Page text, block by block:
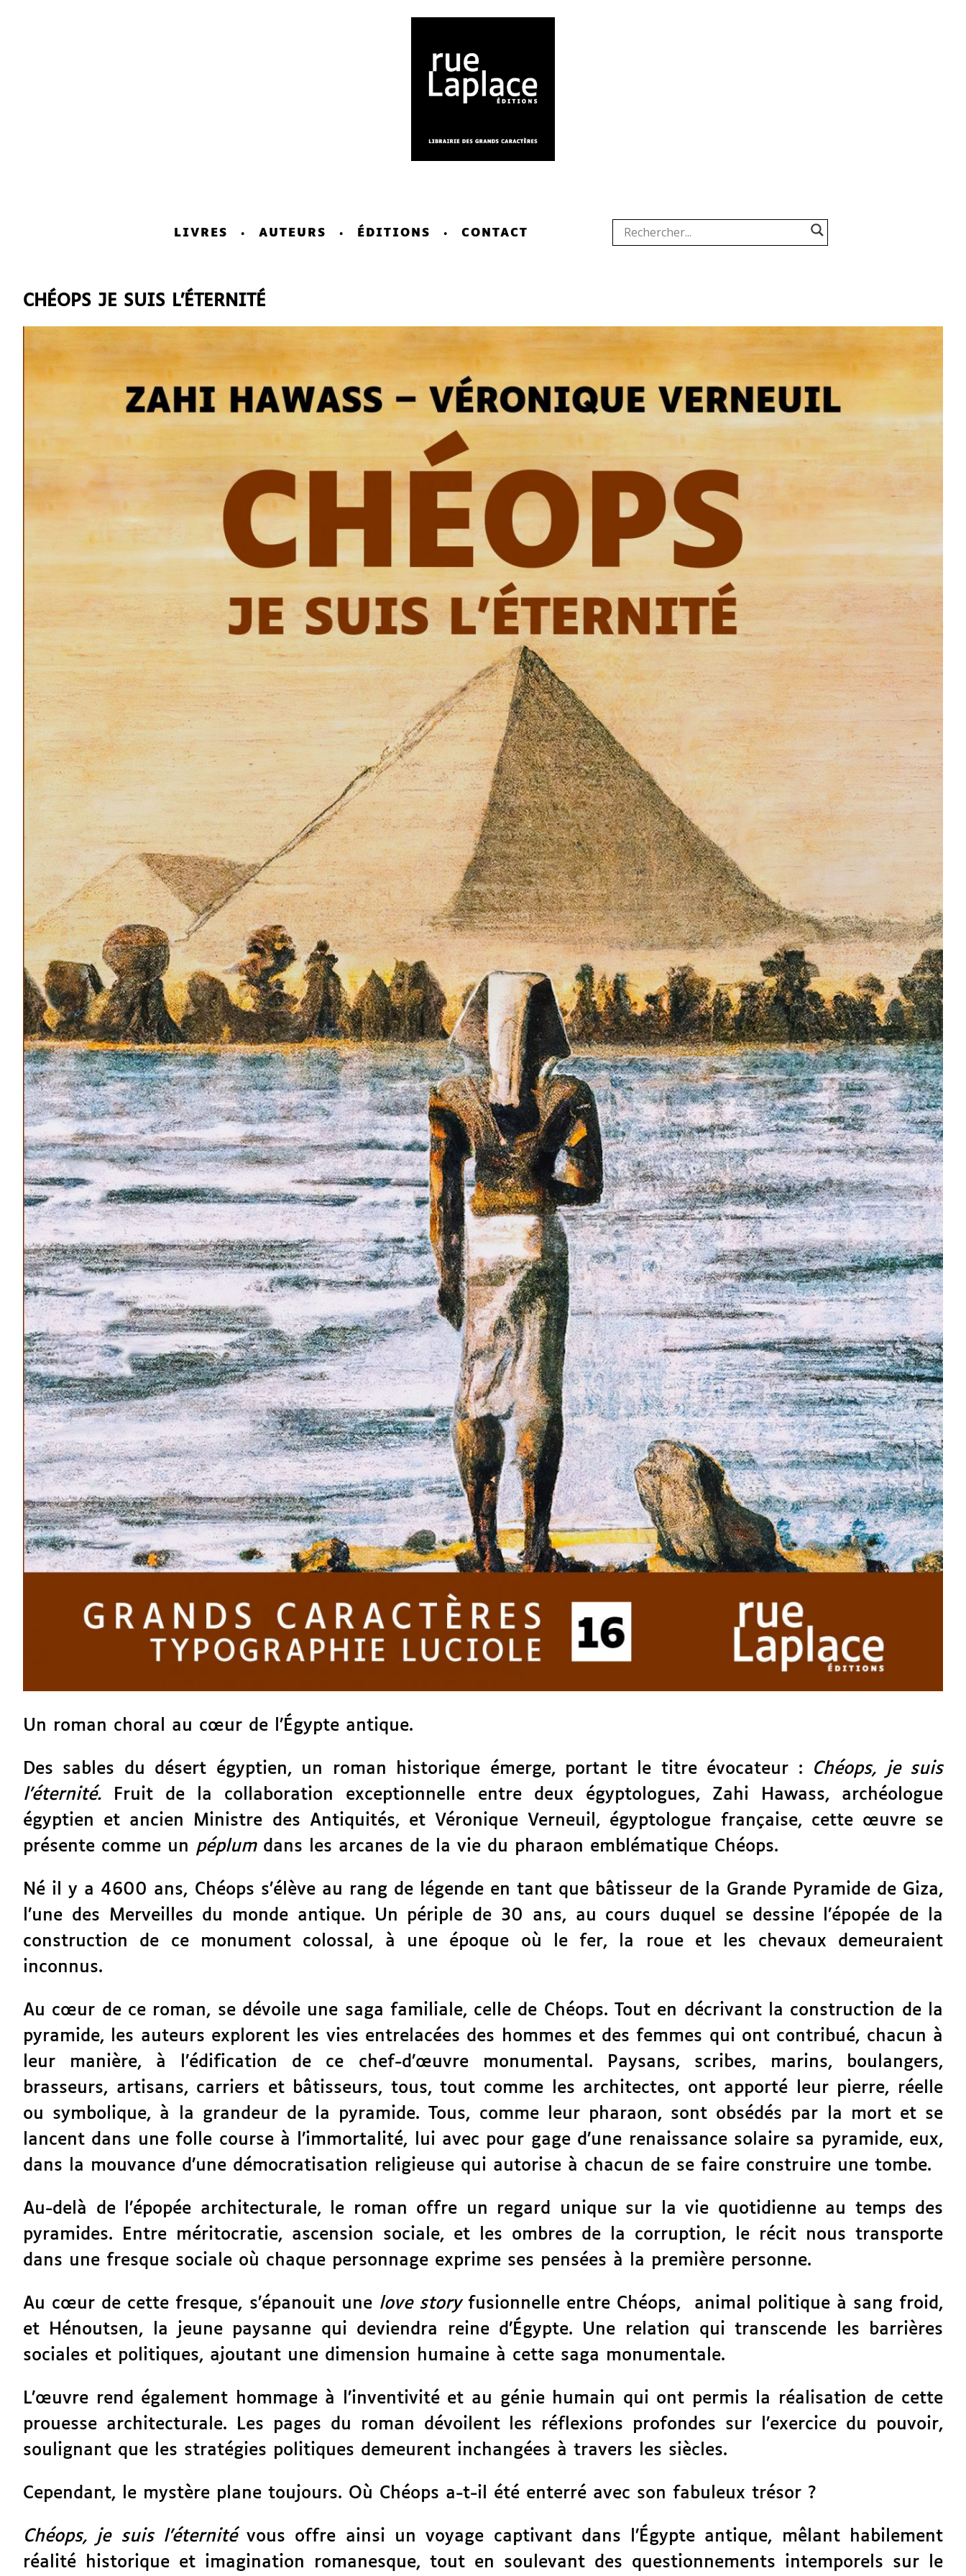
LIVRES AUTEURS ÉDITIONS CONTACT
CHÉOPS JE SUIS L’ÉTERNITÉ
Un roman choral au cœur de l’Égypte antique.
Des sables du désert égyptien, un roman historique émerge, portant le titre évocateur :
Chéops, je suis
l’éternité. Fruit de la collaboration exceptionnelle entre deux égyptologues, Zahi Hawass, archéologue
égyptien et ancien Ministre des Antiquités, et Véronique Verneuil, égyptologue française, cette œuvre se
présente comme un péplumdans les arcanes de la vie du pharaon emblématique Chéops.
Né il y a 4600 ans, Chéops s’élève au rang de légende en tant que bâtisseur de la Grande Pyramide de Giza,
l’une des Merveilles du monde antique. Un périple de 30 ans, au cours duquel se dessine l’épopée de la
construction de ce monument colossal, à une époque où le fer, la roue et les chevaux demeuraient
inconnus.
Au cœur de ce roman, se dévoile une saga familiale, celle de Chéops. Tout en décrivant la construction de la
pyramide, les auteurs explorent les vies entrelacées des hommes et des femmes qui ont contribué, chacun à
leur manière, à l’édification de ce chef-d’œuvre monumental. Paysans, scribes, marins, boulangers,
brasseurs, artisans, carriers et bâtisseurs, tous, tout comme les architectes, ont apporté leur pierre, réelle
ou symbolique, à la grandeur de la pyramide. Tous, comme leur pharaon, sont obsédés par la mort et se
lancent dans une folle course à l’immortalité, lui avec pour gage d’une renaissance solaire sa pyramide, eux,
dans la mouvance d’une démocratisation religieuse qui autorise à chacun de se faire construire une tombe.
Au-delà de l’épopée architecturale, le roman offre un regard unique sur la vie quotidienne au temps des
pyramides. Entre méritocratie, ascension sociale, et les ombres de la corruption, le récit nous transporte
dans une fresque sociale où chaque personnage exprime ses pensées à la première personne.
Au cœur de cette fresque, s’épanouit une love storyfusionnelle entre Chéops,
animal politique à sang froid,
et Hénoutsen, la jeune paysanne qui deviendra reine d’Égypte. Une relation qui transcende les barrières
sociales et politiques, ajoutant une dimension humaine à cette saga monumentale.
L’œuvre rend également hommage à l’inventivité et au génie humain qui ont permis la réalisation de cette
prouesse architecturale. Les pages du roman dévoilent les réflexions profondes sur l’exercice du pouvoir,
soulignant que les stratégies politiques demeurent inchangées à travers les siècles.
Cependant, le mystère plane toujours. Où Chéops a-t-il été enterré avec son fabuleux trésor ?
Chéops, je suis l’éternitévous offre ainsi un voyage captivant dans l’Égypte antique, mêlant habilement
réalité historique et imagination romanesque, tout en soulevant des questionnements intemporels sur le